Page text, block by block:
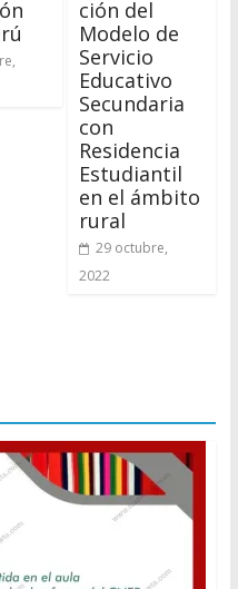
ción del
Modelo de
Servicio
Educativo
Secundaria
con
Residencia
Estudiantil
en el ámbito
rural
29 octubre,
2022